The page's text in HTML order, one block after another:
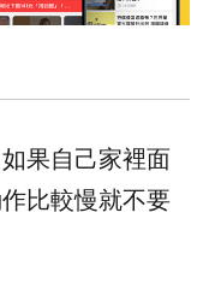
果自己家裡面
比較慢就不要